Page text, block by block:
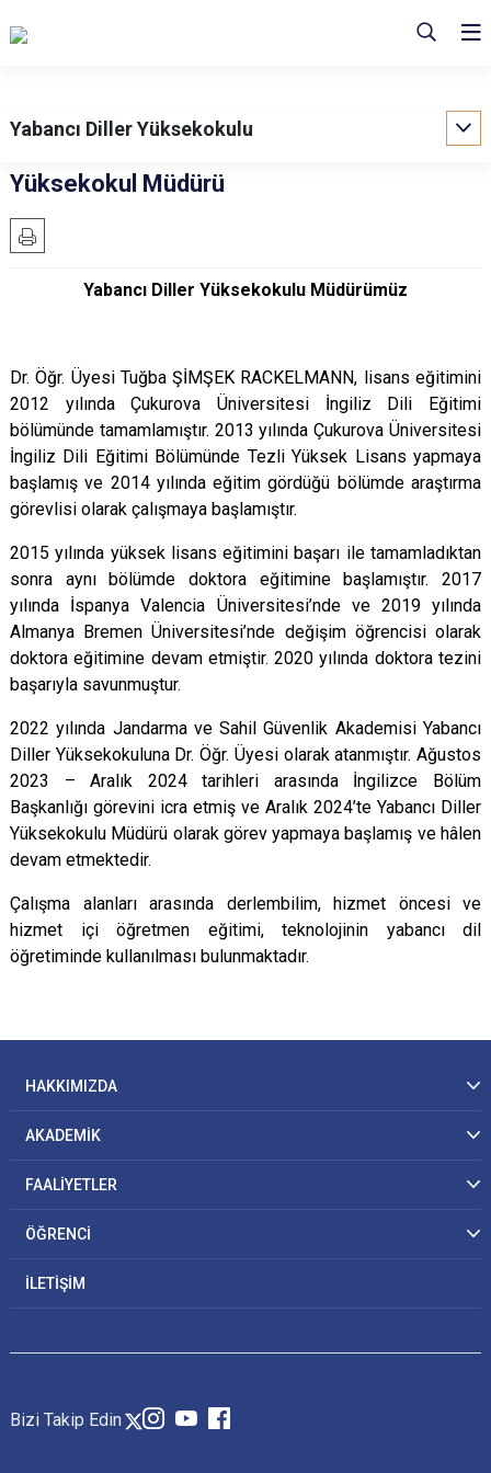
Yabancı Diller Yüksekokulu
Yüksekokul Müdürü
Yabancı Diller Yüksekokulu Müdürümüz
Dr. Öğr. Üyesi Tuğba ŞİMŞEK RACKELMANN, lisans eğitimini
2012 yılında Çukurova Üniversitesi İngiliz Dili Eğitimi
bölümünde tamamlamıştır. 2013 yılında Çukurova Üniversitesi
İngiliz Dili Eğitimi Bölümünde Tezli Yüksek Lisans yapmaya
başlamış ve 2014 yılında eğitim gördüğü bölümde araştırma
görevlisi olarak çalışmaya başlamıştır.
2015 yılında yüksek lisans eğitimini başarı ile tamamladıktan
sonra aynı bölümde doktora eğitimine başlamıştır. 2017
yılında İspanya Valencia Üniversitesi’nde ve 2019 yılında
Almanya Bremen Üniversitesi’nde değişim öğrencisi olarak
doktora eğitimine devam etmiştir. 2020 yılında doktora tezini
başarıyla savunmuştur.
2022 yılında Jandarma ve Sahil Güvenlik Akademisi Yabancı
Diller Yüksekokuluna Dr. Öğr. Üyesi olarak atanmıştır. Ağustos
2023 – Aralık 2024 tarihleri arasında İngilizce Bölüm
Başkanlığı görevini icra etmiş ve Aralık 2024’te Yabancı Diller
Yüksekokulu Müdürü olarak görev yapmaya başlamış ve hâlen
devam etmektedir.
Çalışma alanları arasında derlembilim, hizmet öncesi ve
hizmet içi öğretmen eğitimi, teknolojinin yabancı dil
öğretiminde kullanılması bulunmaktadır.
HAKKIMIZDA
AKADEMİK
FAALİYETLER
ÖĞRENCİ
İLETİŞİM
Bizi Takip Edin